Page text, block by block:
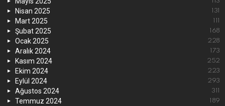
Nisan 2025 131
Mart 2025 111
Şubat 2025 168
Ocak 2025 228
Aralık 2024 173
Kasım 2024 252
Ekim 2024 223
Eylül 2024 293
Ağustos 2024 311
Temmuz 2024 189